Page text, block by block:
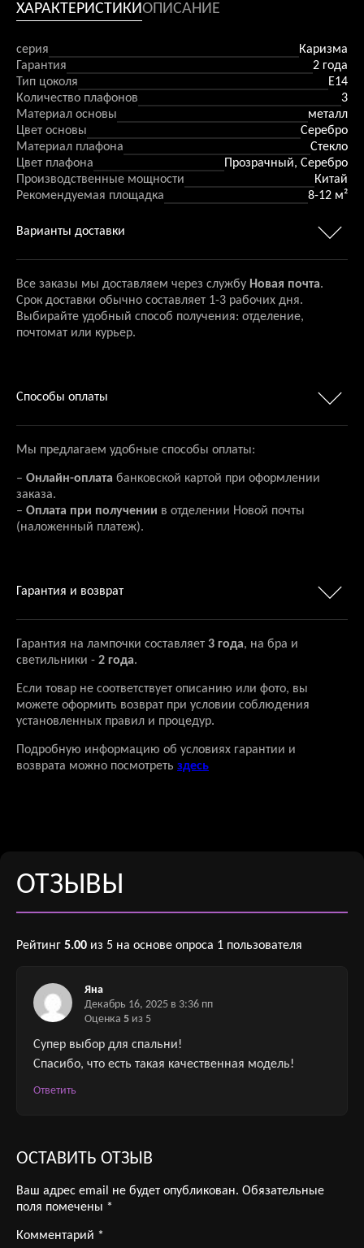
ХАРАКТЕРИСТИКИОПИСАНИЕ
серия
Каризма
Гарантия
2 года
Тип цоколя
Е14
Количество плафонов
3
Материал основы
металл
Цвет основы
Серебро
Материал плафона
Стекло
Цвет плафона
Прозрачный, Серебро
Производственные мощности
Китай
Рекомендуемая площадка
8-12 м²
Варианты доставки
Все заказы мы доставляем через службу Новая почта.
Срок доставки обычно составляет 1-3 рабочих дня.
Выбирайте удобный способ получения: отделение,
почтомат или курьер.
Способы оплаты
Мы предлагаем удобные способы оплаты:
– Онлайн-оплата банковской картой при оформлении
заказа.
– Оплата при получении в отделении Новой почты
(наложенный платеж).
Гарантия и возврат
Гарантия на лампочки составляет 3 года, на бра и
светильники - 2 года.
Если товар не соответствует описанию или фото, вы
можете оформить возврат при условии соблюдения
установленных правил и процедур.
Подробную информацию об условиях гарантии и
возврата можно посмотреть здесь
ОТЗЫВЫ
Рейтинг 5.00 из 5 на основе опроса 1 пользователя
Яна
Декабрь 16, 2025 в 3:36 пп
Оценка 5 из 5
Супер выбор для спальни!
Спасибо, что есть такая качественная модель!
Ответить
ОСТАВИТЬ ОТЗЫВ
Ваш адрес email не будет опубликован. Обязательные
поля помечены *
Комментарий *